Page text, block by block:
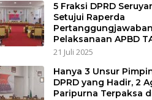
5 Fraksi DPRD
Setujui Raperda
Pertanggungjawaban
Pelaksanaan APBD
21 Juli 2025
Hanya 3 Unsur
DPRD yang Hadir, 2
Paripurna Terpaksa